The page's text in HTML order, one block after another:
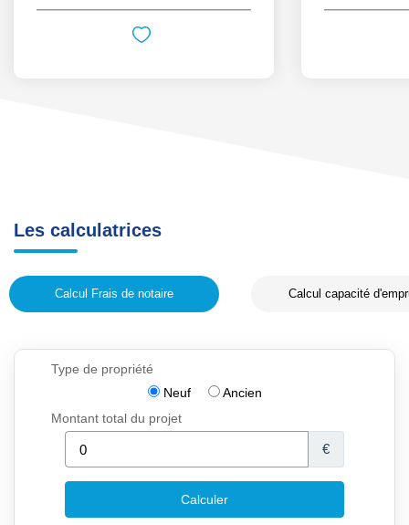
Les calculatrices
Calcul Frais de notaire Calcul capacité